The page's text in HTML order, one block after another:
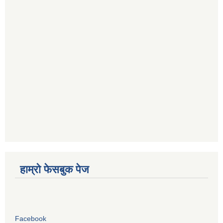
हाम्रो फेसबुक पेज
Facebook